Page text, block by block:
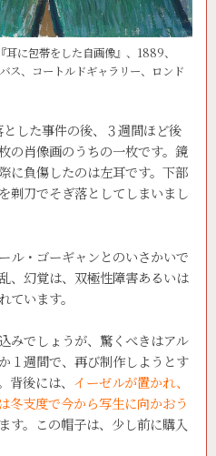
に包帯をした自画像』、1889、
、コートルドギャラリー、ロンド
した事件の後、３週間ほど後
の肖像画のうちの一枚です。鏡
に負傷したのは左耳です。下部
剃刀でそぎ落としてしまいまし
ル・ゴーギャンとのいさかいで
、幻覚は、双極性障害あるいは
います。
みでしょうが、驚くべきはアル
１週間で、再び制作しようとす
後には、 イーゼルが置かれ、
冬支度で今から写生に向かおう
す。この帽子は、少し前に購入